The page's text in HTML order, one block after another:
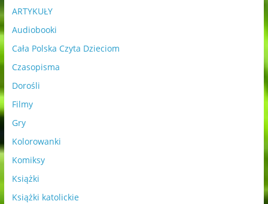
ARTYKUŁY
Audiobooki
Cała Polska Czyta Dzieciom
Czasopisma
Dorośli
Filmy
Gry
Kolorowanki
Komiksy
Książki
Książki katolickie